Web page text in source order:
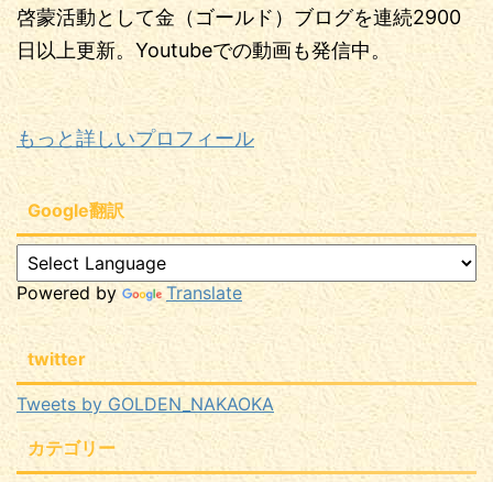
啓蒙活動として金（ゴールド）ブログを連続2900
日以上更新。Youtubeでの動画も発信中。
もっと詳しいプロフィール
Google翻訳
Powered by Translate
twitter
Tweets by GOLDEN_NAKAOKA
カテゴリー